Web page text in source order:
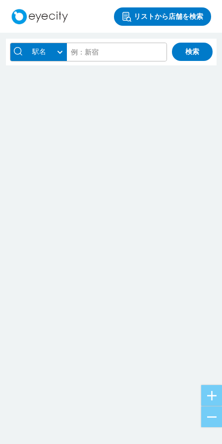
リストから店舗を検索
駅名 検索